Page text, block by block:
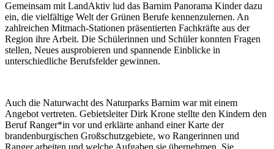
Gemeinsam mit LandAktiv lud das Barnim Panorama Kinder dazu
ein, die vielfältige Welt der Grünen Berufe kennenzulernen. An
zahlreichen Mitmach-Stationen präsentierten Fachkräfte aus der
Region ihre Arbeit. Die Schülerinnen und Schüler konnten Fragen
stellen, Neues ausprobieren und spannende Einblicke in
unterschiedliche Berufsfelder gewinnen.
Auch die Naturwacht des Naturparks Barnim war mit einem
Angebot vertreten. Gebietsleiter Dirk Krone stellte den Kindern den
Beruf Ranger*in vor und erklärte anhand einer Karte der
brandenburgischen Großschutzgebiete, wo Rangerinnen und
Ranger arbeiten und welche Aufgaben sie übernehmen. Sie